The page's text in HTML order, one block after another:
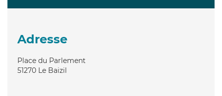
Adresse
Place du Parlement
51270 Le Baizil